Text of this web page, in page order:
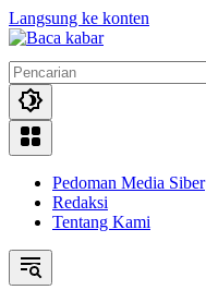
Langsung ke konten
Pedoman Media Siber
Redaksi
Tentang Kami